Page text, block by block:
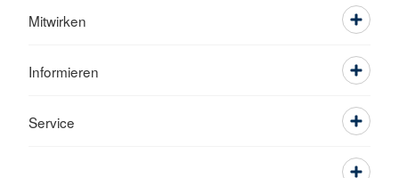
Mitwirken
Informieren
Service